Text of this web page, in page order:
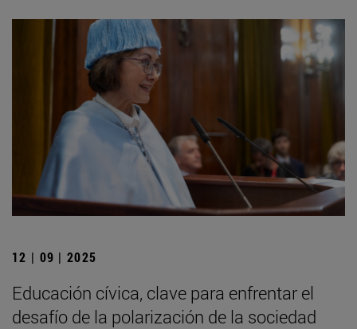
12 | 09 | 2025
Educación cívica, clave para enfrentar el
desafío de la polarización de la sociedad